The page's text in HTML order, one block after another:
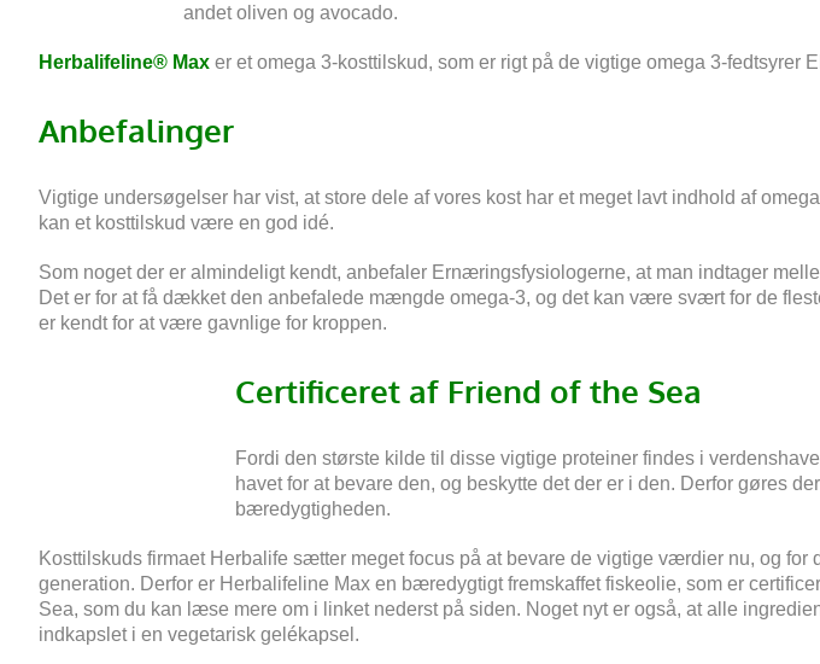
andet oliven og avocado.
Herbalifeline® Max er et omega 3-kosttilskud, som er rigt på de vigtige omega 3-fedtsyrer
Anbefalinger
Vigtige undersøgelser har vist, at store dele af vores kost har et meget lavt indhold af
kan et kosttilskud være en god idé.
Som noget der er almindeligt kendt, anbefaler Ernæringsfysiologerne, at man indtager
Det er for at få dækket den anbefalede mængde omega-3, og det kan være svært for de
er kendt for at være gavnlige for kroppen.
Certificeret af Friend of the Sea
Fordi den største kilde til disse vigtige proteiner findes i
havet for at bevare den, og beskytte det der er i den. Derfor gøres
bæredygtigheden.
Kosttilskuds firmaet Herbalife sætter meget focus på at bevare de vigtige værdier nu, og for
generation. Derfor er Herbalifeline Max en bæredygtigt fremskaffet fiskeolie, som er
Sea, som du kan læse mere om i linket nederst på siden. Noget nyt er også, at alle
indkapslet i en vegetarisk gelékapsel.